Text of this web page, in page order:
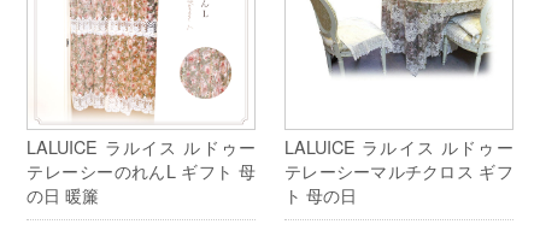
LALUICE ラルイス ルドゥー
テレーシーのれんL ギフト 母
の日 暖簾
LALUICE ラルイス ルドゥー
テレーシーマルチクロス ギフ
ト 母の日